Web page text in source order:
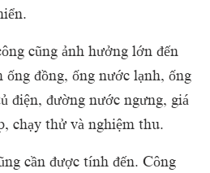
cũng ảnh hưởng lớn đến
ống đồng, ống nước lạnh, ống
điện, đường nước ngưng, giá
chạy thử và nghiệm thu.
cần được tính đến. Công